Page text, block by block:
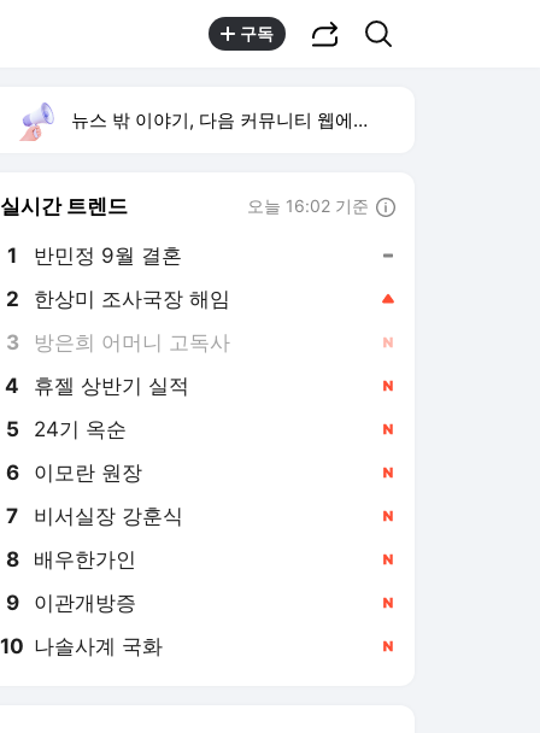
구독
뉴스 밖 이야기, 다음 커뮤니티 웹에서 보기
실시간 트렌드 오늘 16:02 기준
1 반민정 9월 결혼
2 한상미 조사국장 해임
3 방은희 어머니 고독사
4 휴젤 상반기 실적
5 24기 옥순
6 이모란 원장
7 비서실장 강훈식
8 배우한가인
9 이관개방증
10 나솔사계 국화